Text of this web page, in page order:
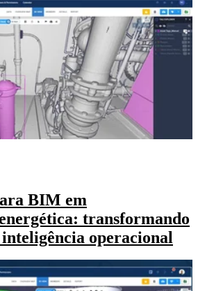
BIM em
transformando
operacional